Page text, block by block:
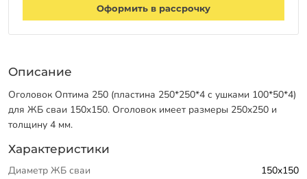
Оформить в рассрочку
Описание
Оголовок Оптима 250 (пластина 250*250*4 с ушками 100*50*4)
для ЖБ сваи 150x150. Оголовок имеет размеры 250x250 и
толщину 4 мм.
Характеристики
Диаметр ЖБ сваи
150x150